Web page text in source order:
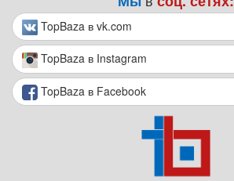
TopBaza в vk.com
TopBaza в Instagram
TopBaza в Facebook